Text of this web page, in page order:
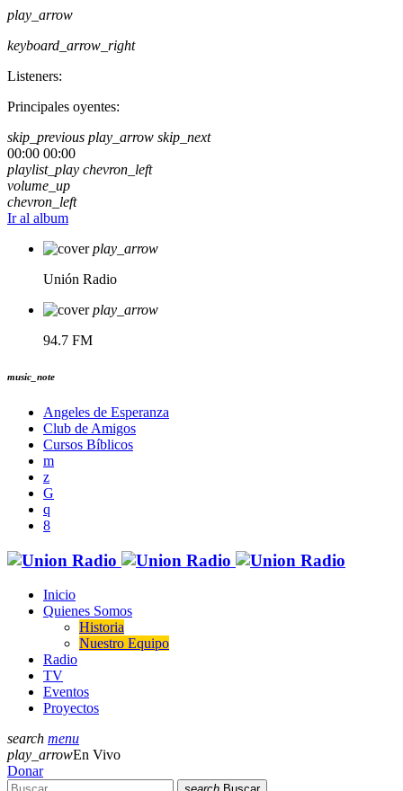
play_arrow
keyboard_arrow_right
Listeners:
Principales oyentes:
skip_previous play_arrow skip_next
00:00 00:00
playlist_play chevron_left
volume_up
chevron_left
Ir al album
play_arrow
Unión Radio
play_arrow
94.7 FM
music_note
Angeles de Esperanza
Club de Amigos
Cursos Bíblicos
Inicio
Quienes Somos
Historia
Nuestro Equipo
Radio
TV
Eventos
Proyectos
search menu
play_arrowEn Vivo
Donar